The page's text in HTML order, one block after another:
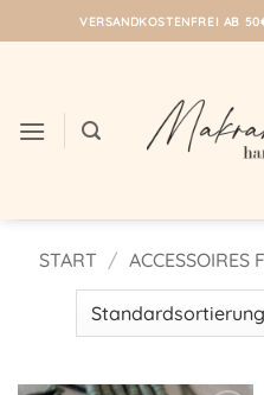
Inhalt
VERSANDKOSTENFREI AB
START / ACCESSOIRES